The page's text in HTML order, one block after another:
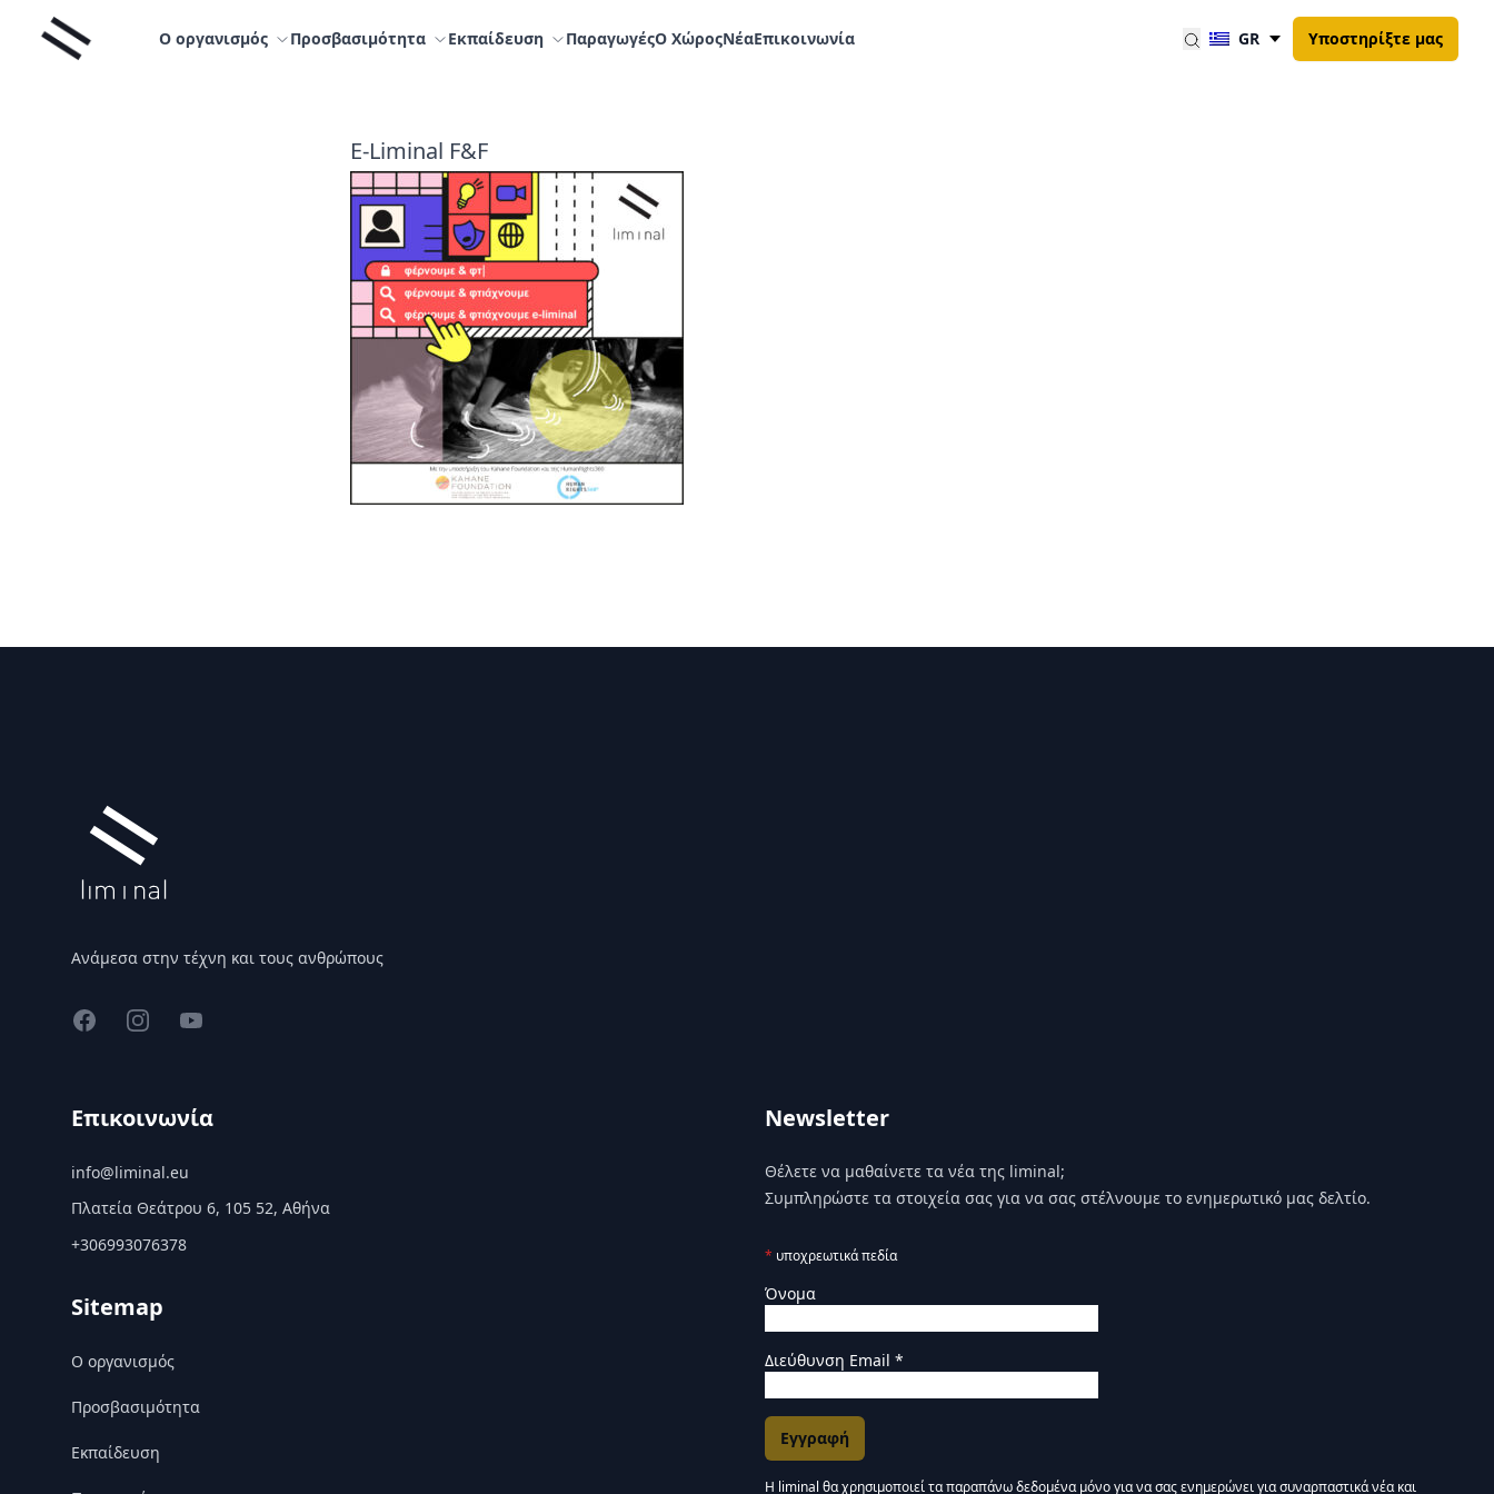
Μετάβαση
περιεχόμενο
Liminal Ο οργανισμός Προσβασιμότητα Εκπαίδευση ΠαραγωγέςΟ ΧώροςNέαΕπικοινωνία GR Υποστηρίξτε μας
E-Liminal F&F
Ανάμεσα στην τέχνη και τους ανθρώπους
FacebookInstagramYouTube
Επικοινωνία
info@liminal.eu
Πλατεία Θεάτρου 6, 105 52, Αθήνα
+306993076378
Sitemap
Ο οργανισμός
Προσβασιμότητα
Εκπαίδευση
Newsletter
Θέλετε να μαθαίνετε τα νέα της liminal;
Συμπληρώστε τα στοιχεία σας για να σας στέλνουμε το ενημερωτικό μας δελτίο.
* υποχρεωτικά πεδία
Όνομα
Διεύθυνση Email *
Η liminal θα χρησιμοποιεί τα παραπάνω δεδομένα μόνο για να σας ενημερώνει για συναρπαστικά νέα και